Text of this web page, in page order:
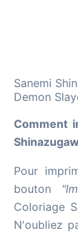
Sanemi
Demon
Comment
Pour
bouton
Coloriage
N'oubliez